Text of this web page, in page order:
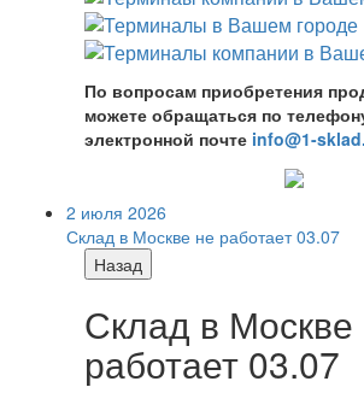
По вопросам приобретения
можете обращаться по
электронной почте info@1-
2 июля 2026
Склад в Москве не работает 03.07
Назад
Склад в Москве
работает 03.07